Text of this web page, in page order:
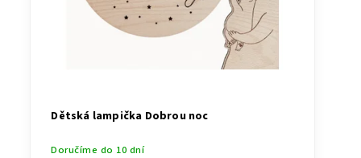
Dětská lampička Dobrou noc
Doručíme do 10 dní